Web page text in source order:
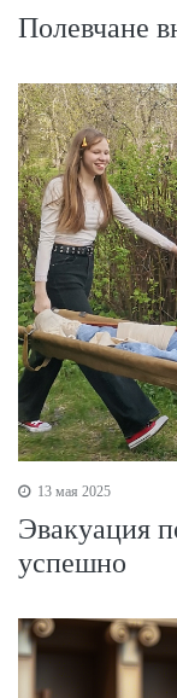
Полевчане
13 мая 2025
Эвакуация
успешно